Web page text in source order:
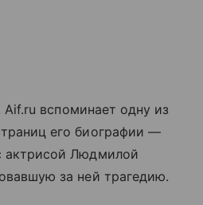
вспоминает одну из
его биографии —
актрисой Людмилой
за ней трагедию.